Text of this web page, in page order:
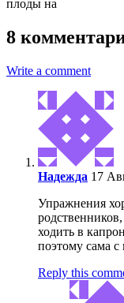
плоды на
8
Write a comment
Надежда 17
Упражнения
ходить в
поэтому сама с
Reply this